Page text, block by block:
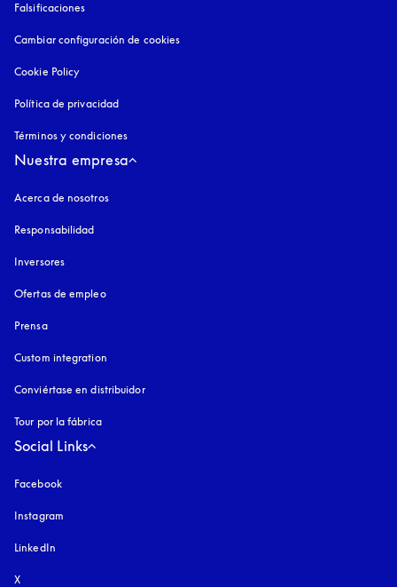
Falsificaciones
Cambiar configuración de cookies
Cookie Policy
Política de privacidad
Términos y condiciones
Nuestra empresa
Acerca de nosotros
Responsabilidad
Inversores
Ofertas de empleo
Prensa
Custom integration
Conviértase en distribuidor
Tour por la fábrica
Social Links
Facebook
Instagram
LinkedIn
X